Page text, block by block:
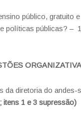
público, gratuito
políticas públicas? –
da diretoria do andes-
itens 1 e 3 supressão)